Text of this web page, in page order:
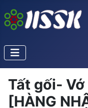
Tất gối-
[HÀNG